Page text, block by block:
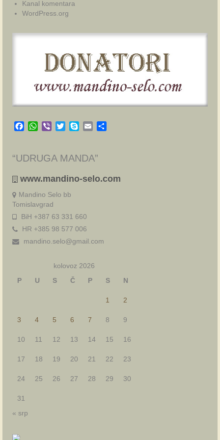
Kanal komentara
WordPress.org
Facebook
WhatsApp
Viber TwitterSkypeEmail
“UDRUGA MANDA”
www.mandino-selo.com
Mandino Selo bb
Tomislavgrad
BiH +387 63 331 660
HR +385 98 577 006
mandino.selo@gmail.com
kolovoz 2026
P
U S Č P S N
1 2
3 4 5 6 7 8 9
10 11 12 13 14 15 16
17 18 19 20 21 22 23
24 25 26 27 28 29 30
31
« srp